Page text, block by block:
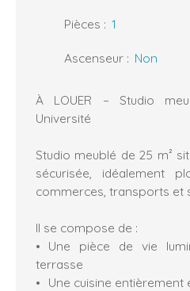
Pièces : 1
Ascenseur : Non
À LOUER – Studio
Université
Studio meublé de 25 m²
sécurisée, idéalement
commerces, transports et
Il se compose de :
Une pièce de vie
terrasse
Une cuisine entièrement